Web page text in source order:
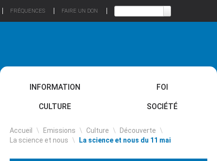
FRÉQUENCES FAIRE UN DON
INFORMATION FOI
CULTURE SOCIÉTÉ
Accueil \ Emissions \ Culture \ Découverte \
La science et nous \ La science et nous du 11 mai